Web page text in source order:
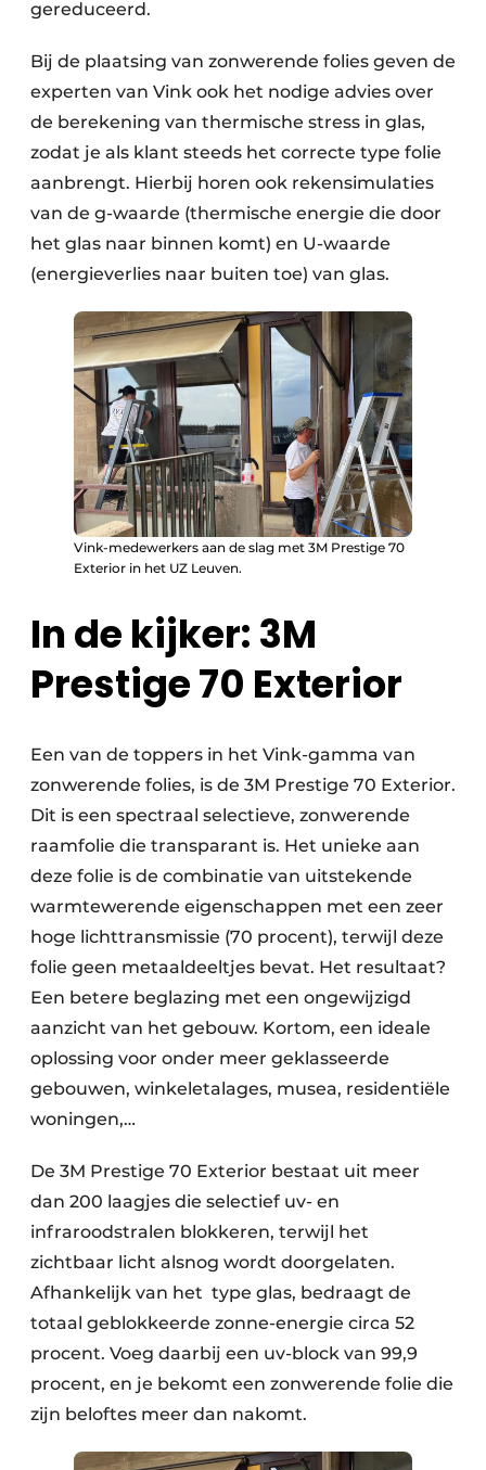
gereduceerd.
Bij de plaatsing van zonwerende folies geven de
experten van Vink ook het nodige advies over
de berekening van thermische stress in glas,
zodat je als klant steeds het correcte type folie
aanbrengt. Hierbij horen ook rekensimulaties
van de g-waarde (thermische energie die door
het glas naar binnen komt) en U-waarde
(energieverlies naar buiten toe) van glas.
Vink-medewerkers aan de slag met 3M Prestige 70
Exterior in het UZ Leuven.
In de kijker: 3M
Prestige 70 Exterior
Een van de toppers in het Vink-gamma van
zonwerende folies, is de 3M Prestige 70 Exterior.
Dit is een spectraal selectieve, zonwerende
raamfolie die transparant is. Het unieke aan
deze folie is de combinatie van uitstekende
warmtewerende eigenschappen met een zeer
hoge lichttransmissie (70 procent), terwijl deze
folie geen metaaldeeltjes bevat. Het resultaat?
Een betere beglazing met een ongewijzigd
aanzicht van het gebouw. Kortom, een ideale
oplossing voor onder meer geklasseerde
gebouwen, winkeletalages, musea, residentiële
woningen,…
De 3M Prestige 70 Exterior bestaat uit meer
dan 200 laagjes die selectief uv- en
infraroodstralen blokkeren, terwijl het
zichtbaar licht alsnog wordt doorgelaten.
Afhankelijk van het type glas, bedraagt de
totaal geblokkeerde zonne-energie circa 52
procent. Voeg daarbij een uv-block van 99,9
procent, en je bekomt een zonwerende folie die
zijn beloftes meer dan nakomt.